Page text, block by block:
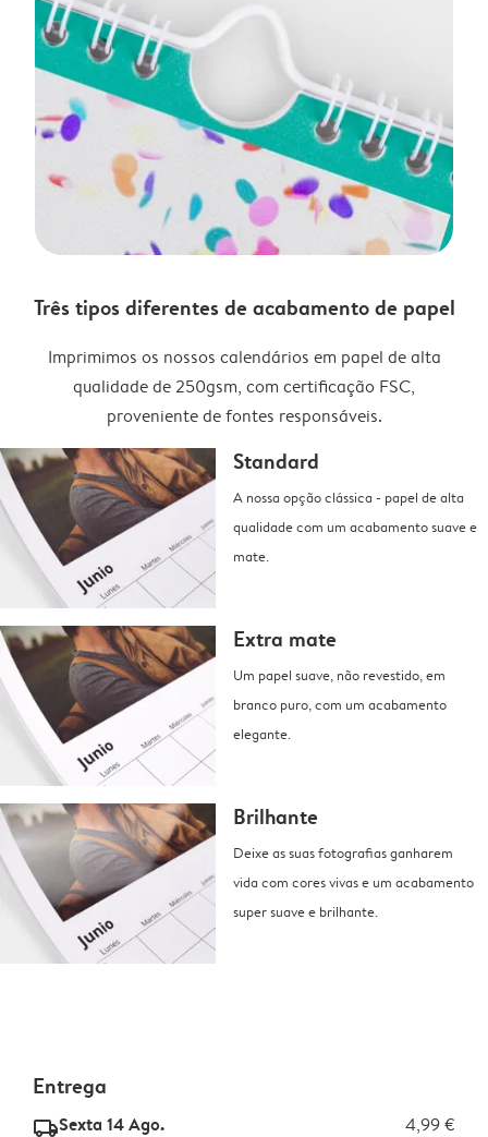
Três tipos diferentes de acabamento de papel
Imprimimos os nossos calendários em papel de alta
qualidade de 250gsm, com certificação FSC,
proveniente de fontes responsáveis.
Standard
A nossa opção clássica - papel de alta
qualidade com um acabamento suave e
mate.
Extra mate
Um papel suave, não revestido, em
branco puro, com um acabamento
elegante.
Brilhante
Deixe as suas fotografias ganharem
vida com cores vivas e um acabamento
super suave e brilhante.
Entrega
delivery_standard_v2Sexta 14 Ago. 4,99 €